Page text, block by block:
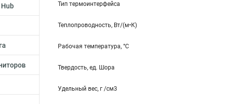
Тип термоинтерфейса
Теплопроводность, Вт/(м•К)
Рабочая температура, °C
Твердость, ед. Шора
Удельный вес, г /см3